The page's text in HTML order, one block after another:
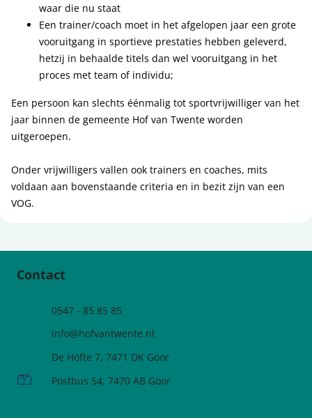
waar die nu staat
Een trainer/coach moet in het afgelopen jaar een grote
vooruitgang in sportieve prestaties hebben geleverd,
hetzij in behaalde titels dan wel vooruitgang in het
proces met team of individu;
Een persoon kan slechts éénmalig tot sportvrijwilliger van het
jaar binnen de gemeente Hof van Twente worden
uitgeroepen.
Onder vrijwilligers vallen ook trainers en coaches, mits
voldaan aan bovenstaande criteria en in bezit zijn van een
VOG.
Contact
Telefoonnummer
0547 - 85 85 85
e-mailadres:info@hofvantwente.nl
De Höfte 7, 7471 DK Goor
Postadres:Postbus 54, 7470 AB Goor